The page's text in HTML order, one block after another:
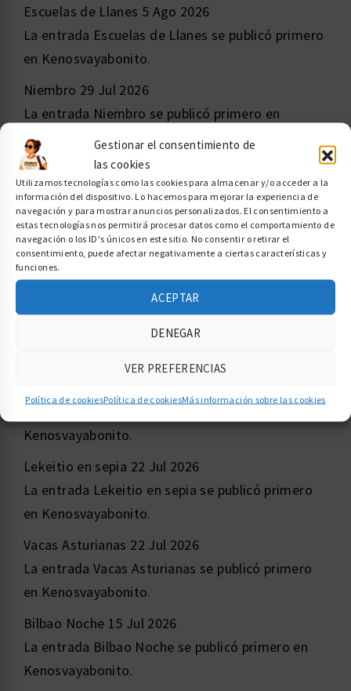
Gestionar el consentimiento de
las cookies
Utilizamos tecnologías como las cookies para almacenar y/o acceder a la
información del dispositivo. Lo hacemos para mejorar la experiencia de
navegación y para mostrar anuncios personalizados. El consentimiento a
estas tecnologías nos permitirá procesar datos como el comportamiento de
navegación o los ID's únicos en este sitio. No consentir o retirar el
consentimiento, puede afectar negativamente a ciertas características y
funciones.
ACEPTAR
DENEGAR
VER PREFERENCIAS
Política de cookiesPolítica de cookiesMás información sobre las cookies
Escuelas de Llanes 5 Ago 2026
La entrada Escuelas de Llanes se publicó primero
en Kenosvayabonito.
Niembro 29 Jul 2026
La entrada Niembro se publicó primero en
Kenosvayabonito.
Lekeitio Playa29 Jul 2026
La entrada Lekeitio Playa se publicó primero en
Kenosvayabonito.
Concurso Cartel San Froilán, León 26 Jul 2026
Constituye el objeto de la presente convocatoria
la regulación del Concurso del Cartel Anunciador
de las Fiestas de San Froilán, convocado por el
Ayuntamiento de León con motivo de la
celebración de dichas fiestas. Cámara
Kenosvayabonito.
Lekeitio en sepia 22 Jul 2026
La entrada Lekeitio en sepia se publicó primero
en Kenosvayabonito.
Vacas Asturianas 22 Jul 2026
La entrada Vacas Asturianas se publicó primero
en Kenosvayabonito.
Bilbao Noche 15 Jul 2026
La entrada Bilbao Noche se publicó primero en
Kenosvayabonito.